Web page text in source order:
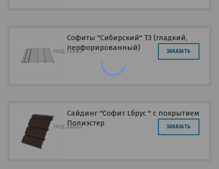
Софиты "Сибирский" Т3 (гладкий,
перфорированный)
под заказ ЗАКАЗАТЬ
Сайдинг "Софит Lбрус " с покрытием
Полиэстер
под заказ ЗАКАЗАТЬ